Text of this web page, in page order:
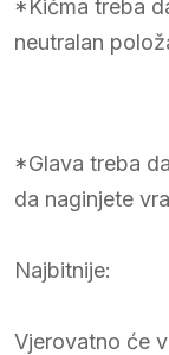
*Kičma treba
neutralan
*Glava treba
da naginjete
Najbitnije:
Vjerovatno će